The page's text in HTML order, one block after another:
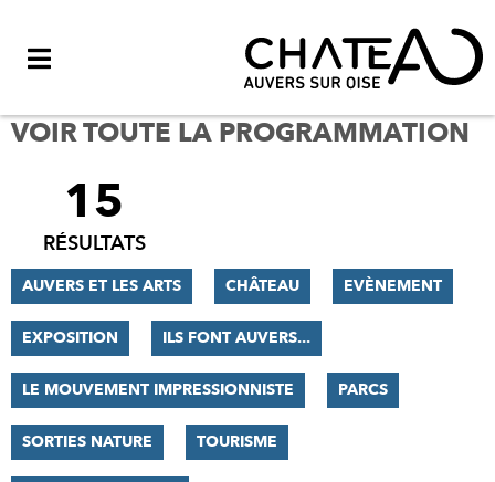
VOIR TOUTE LA PROGRAMMATION
FILTRER
RÉSULTATS
15
RÉSULTATS
AUVERS ET LES ARTS CHÂTEAU EVÈNEMENT
EXPOSITION ILS FONT AUVERS...
LE MOUVEMENT IMPRESSIONNISTE PARCS
SORTIES NATURE TOURISME